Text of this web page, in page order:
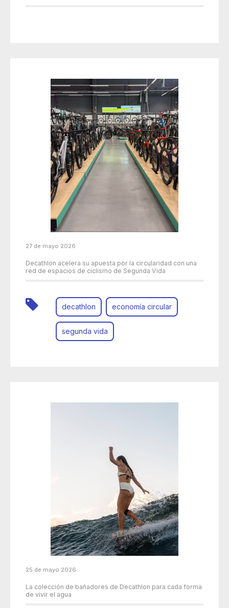
27 de mayo 2026
Decathlon acelera su apuesta por la circularidad con una
red de espacios de ciclismo de Segunda Vida
decathlon economía circular
segunda vida
25 de mayo 2026
La colección de bañadores de Decathlon para cada forma
de vivir el agua